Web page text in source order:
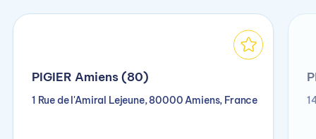
PIGIER Amiens (80)
1 Rue de l'Amiral Lejeune, 80000 Amiens, France